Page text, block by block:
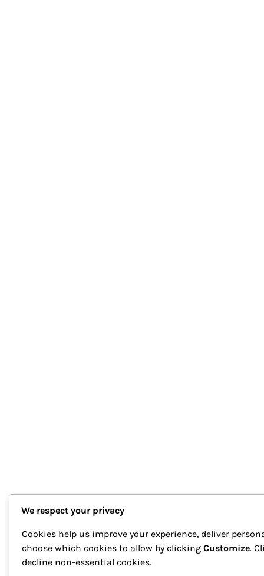
We respect your privacy
Cookies help us improve your experience, deliver
choose which cookies to allow by clicking Customize.
decline non-essential cookies.